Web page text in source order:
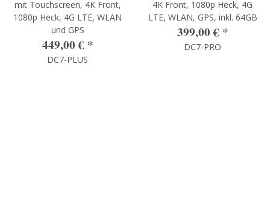
mit Touchscreen, 4K Front,
1080p Heck, 4G LTE, WLAN
und GPS
449,00 € *
DC7-PLUS
4K Front, 1080p Heck, 4G
LTE, WLAN, GPS, inkl. 64GB
399,00 € *
DC7-PRO